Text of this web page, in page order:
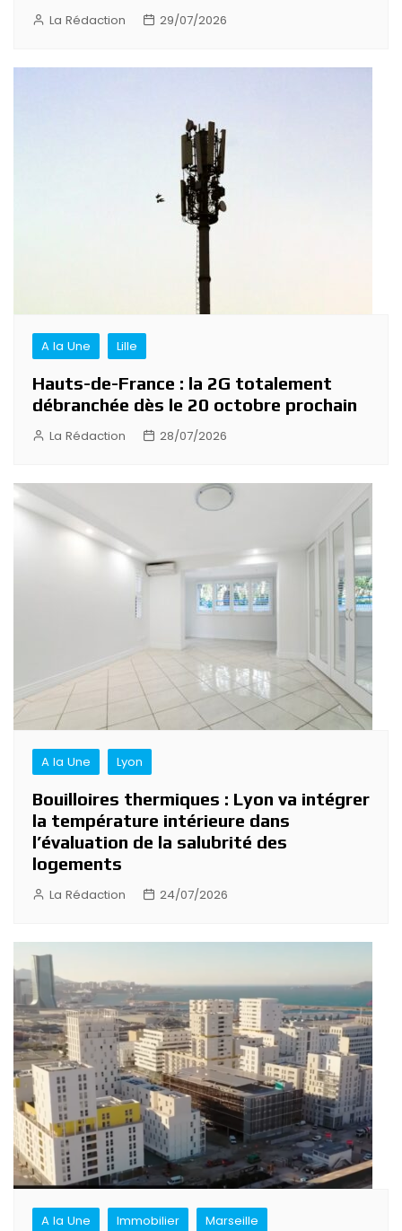
La Rédaction 29/07/2026
A la Une Lille
Hauts-de-France : la 2G totalement
débranchée dès le 20 octobre prochain
La Rédaction 28/07/2026
A la Une Lyon
Bouilloires thermiques : Lyon va intégrer
la température intérieure dans
l’évaluation de la salubrité des
logements
La Rédaction 24/07/2026
A la Une Immobilier Marseille